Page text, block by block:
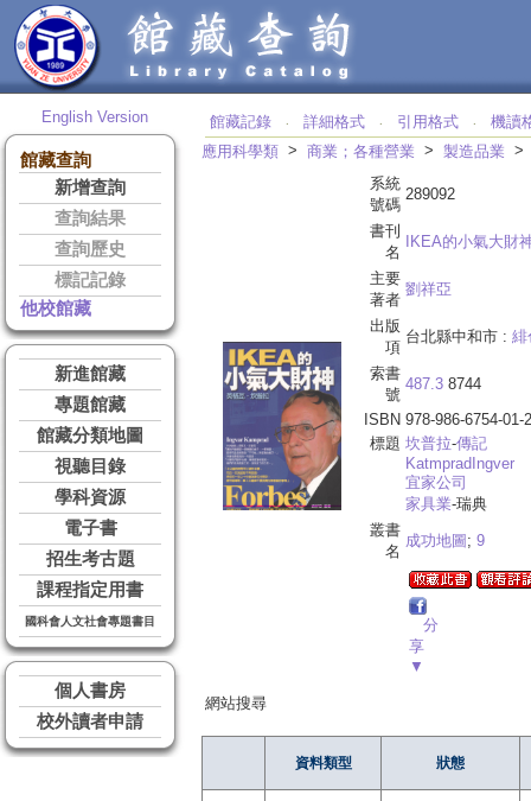
English Version
館藏查詢
新增查詢
查詢結果
查詢歷史
標記記錄
他校館藏
新進館藏
專題館藏
館藏分類地圖
視聽目錄
學科資源
電子書
招生考古題
課程指定用書
國科會人文社會專題書目
個人書房
校外讀者申請
館藏記錄 ‧ 詳細格式 ‧ 引用格式 ‧
機讀
應用科學類 > 商業；各種營業 > 製造品業
系統
號碼
289092
書刊
名
IKEA的小氣大財
主要
著者
劉祥亞
出版
項
台北縣中和市 : 緋
索書
號
487.3 8744
ISBN 978-986-6754-01-2
標題 坎普拉-傳記
Katmprad Ingver
宜家公司
家具業-瑞典
叢書
名
成功地圖 ; 9
分
享
▼
網站搜尋
資料類型 狀態